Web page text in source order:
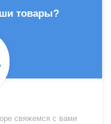
товары?
свяжемся с вами